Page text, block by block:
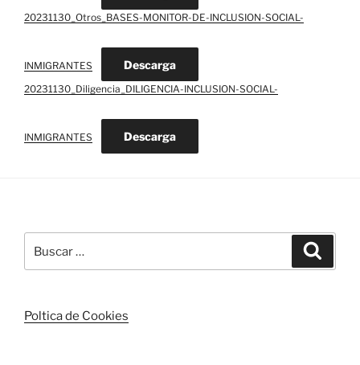
20231130_Otros_BASES-MONITOR-DE-INCLUSION-SOCIAL-
INMIGRANTES Descarga
20231130_Diligencia_DILIGENCIA-INCLUSION-SOCIAL-
INMIGRANTES Descarga
por:
Poltica de Cookies